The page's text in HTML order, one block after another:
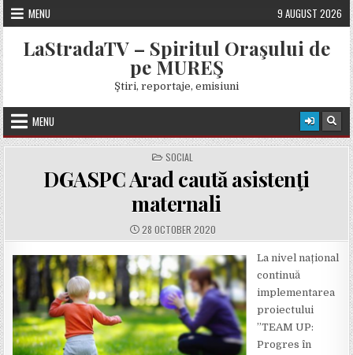
Skip
to
content
MENU 9 AUGUST 2026
LaStradaTV – Spiritul Oraşului de
pe MUREŞ
Ştiri, reportaje, emisiuni
MENU
POSTED
IN
SOCIAL
DGASPC Arad caută asistenţi
maternali
PUBLISHED
DATE:
28 OCTOBER 2020
La nivel național
continuă
implementarea
proiectului
”TEAM UP:
Progres în